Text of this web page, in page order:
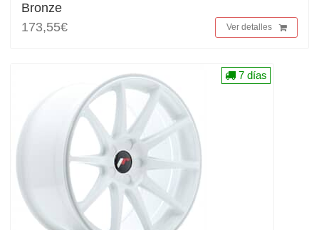
Bronze
173,55€
Ver detalles
7 días